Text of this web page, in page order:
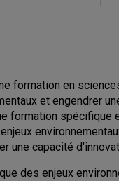
formation en
et engendrer
formation spécifique
une capacité
des enjeux